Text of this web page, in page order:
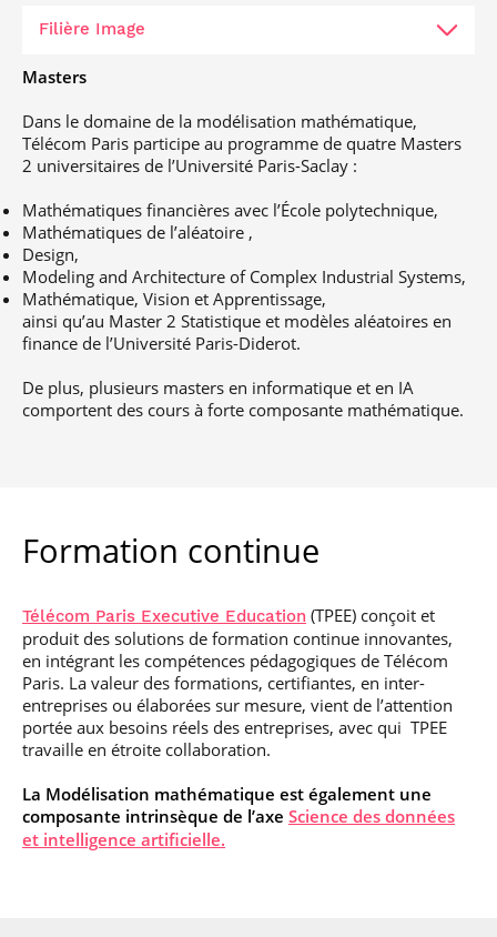
Modélisation aléatoire et Calcul
Filière Image
Masters
Dans le domaine de la modélisation mathématique,
Télécom Paris participe au programme de quatre Masters
2 universitaires de l’Université Paris-Saclay :
Mathématiques financières avec l’École polytechnique,
Mathématiques de l’aléatoire ,
Design,
Modeling and Architecture of Complex Industrial Systems,
Mathématique, Vision et Apprentissage,
ainsi qu’au Master 2 Statistique et modèles aléatoires en
finance de l’Université Paris-Diderot.
De plus, plusieurs masters en informatique et en IA
comportent des cours à forte composante mathématique.
Formation continue
Télécom Paris Executive Education (TPEE) conçoit et
produit des solutions de formation continue innovantes,
en intégrant les compétences pédagogiques de Télécom
Paris. La valeur des formations, certifiantes, en inter-
entreprises ou élaborées sur mesure, vient de l’attention
portée aux besoins réels des entreprises, avec qui TPEE
travaille en étroite collaboration.
La Modélisation mathématique est également une
composante intrinsèque de l’axe Science des données
et intelligence artificielle.